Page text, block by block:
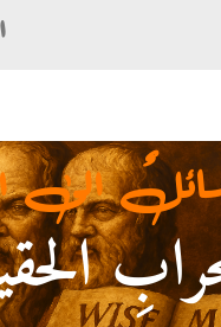
الى